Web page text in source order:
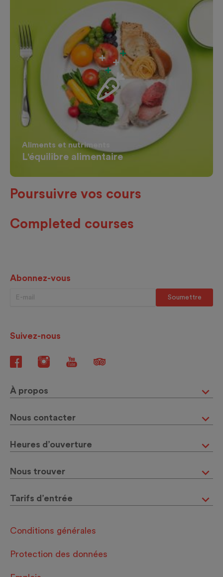
Aliments et nutriments
L'équilibre alimentaire
Poursuivre vos cours
Completed courses
Abonnez-vous
Suivez-nous
À propos
Nous contacter
Heures d’ouverture
Nous trouver
Tarifs d’entrée
Conditions générales
Protection des données